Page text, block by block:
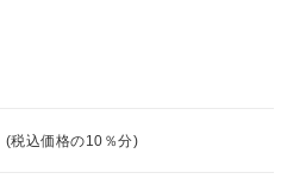
(税込価格の10％分)